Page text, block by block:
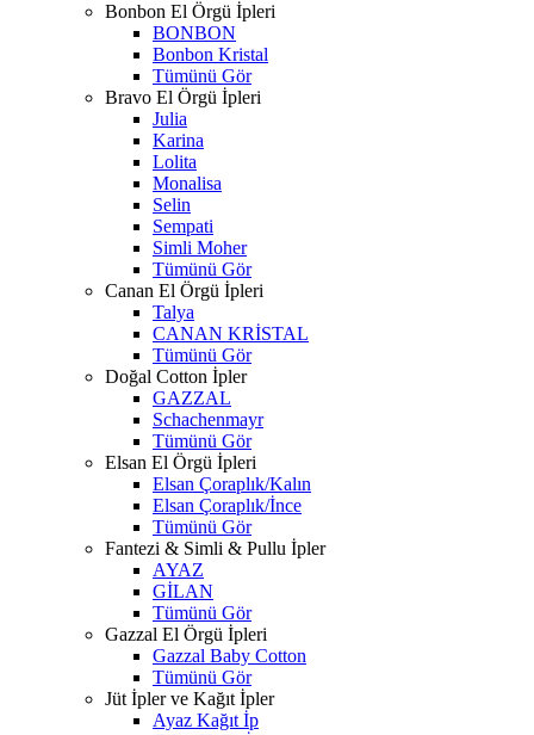
Bonbon El Örgü İpleri
BONBON
Bonbon Kristal
Tümünü Gör
Bravo El Örgü İpleri
Julia
Karina
Lolita
Monalisa
Selin
Sempati
Simli Moher
Tümünü Gör
Canan El Örgü İpleri
Talya
CANAN KRİSTAL
Tümünü Gör
Doğal Cotton İpler
GAZZAL
Schachenmayr
Tümünü Gör
Elsan El Örgü İpleri
Elsan Çoraplık/Kalın
Elsan Çoraplık/İnce
Tümünü Gör
Fantezi & Simli & Pullu İpler
AYAZ
GİLAN
Tümünü Gör
Gazzal El Örgü İpleri
Gazzal Baby Cotton
Tümünü Gör
Jüt İpler ve Kağıt İpler
Ayaz Kağıt İp